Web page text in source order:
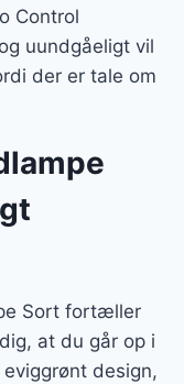
Control
uundgåeligt vil
der er tale om
Sort fortæller
at du går op i
design,